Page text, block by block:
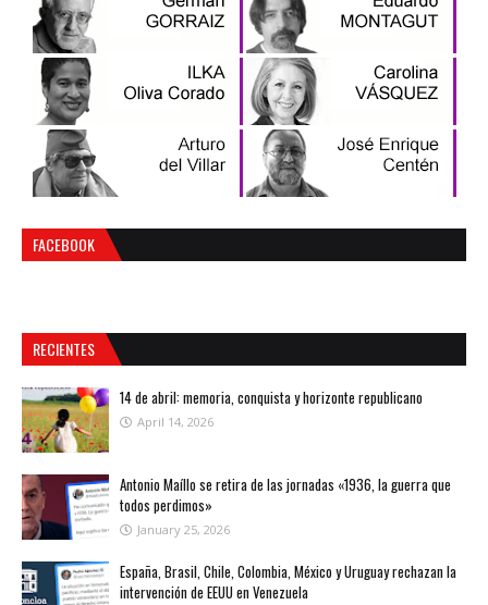
FACEBOOK
RECIENTES
14 de abril: memoria, conquista y horizonte republicano
April 14, 2026
Antonio Maíllo se retira de las jornadas «1936, la guerra que
todos perdimos»
January 25, 2026
España, Brasil, Chile, Colombia, México y Uruguay rechazan la
intervención de EEUU en Venezuela